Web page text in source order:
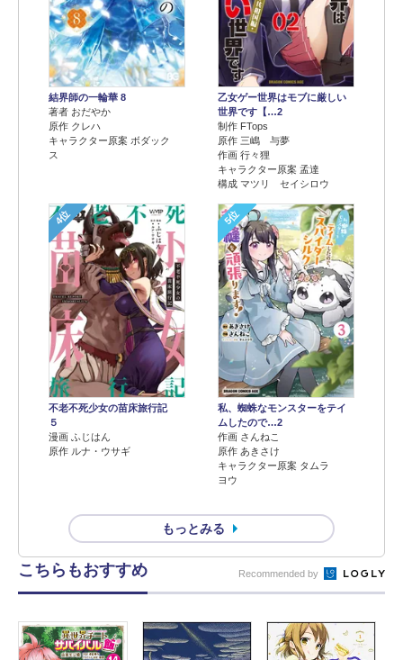
結界師の一輪華 8
著者 おだやか
原作 クレハ
キャラクター原案 ボダック
ス
乙女ゲー世界はモブに厳しい
世界です【…2
制作 FTops
原作 三嶋 与夢
作画 行々狸
キャラクター原案 孟達
構成 マツリ セイシロウ
4位
不老不死少女の苗床旅行記
５
漫画 ふじはん
原作 ルナ・ウサギ
5位
私、蜘蛛なモンスターをテイ
ムしたので…2
作画 さんねこ
原作 あきさけ
キャラクター原案 タムラ
ヨウ
もっとみる
こちらもおすすめ Recommended by